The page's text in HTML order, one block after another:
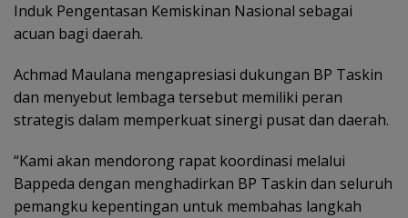
Induk Pengentasan Kemiskinan Nasional sebagai
acuan bagi daerah.
‎Achmad Maulana mengapresiasi dukungan BP Taskin
dan menyebut lembaga tersebut memiliki peran
strategis dalam memperkuat sinergi pusat dan daerah.
“Kami akan mendorong rapat koordinasi melalui
Bappeda dengan menghadirkan BP Taskin dan seluruh
pemangku kepentingan untuk membahas langkah